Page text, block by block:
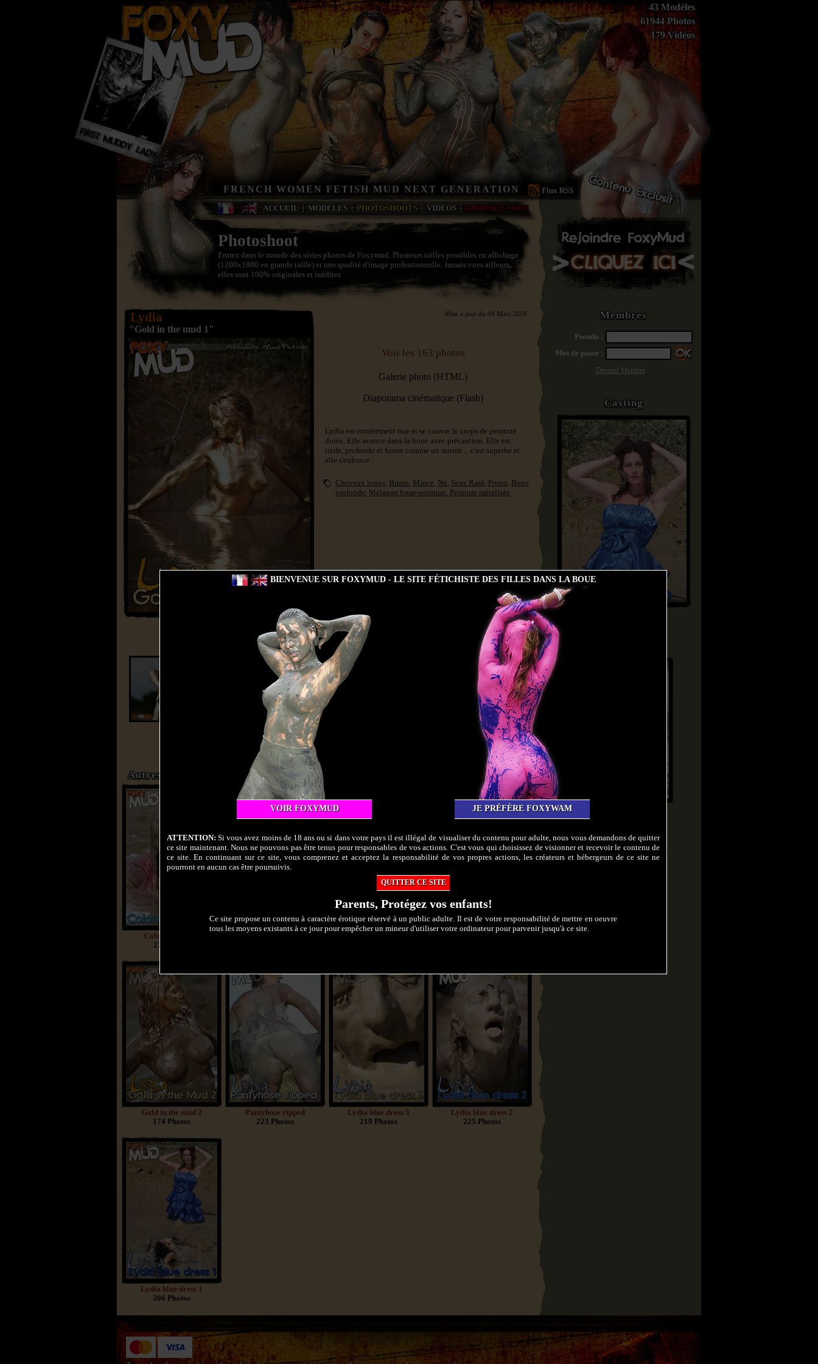
BIENVENUE SUR FOXYMUD - LE SITE FÉTICHISTE DES FILLES DANS LA BOUE
VOIR FOXYMUD JE PRÉFÈRE FOXYWAM
ATTENTION: Si vous avez moins de 18 ans ou si dans votre pays il est illégal de visualiser du contenu pour adulte, nous vous demandons de quitter
ce site maintenant. Nous ne pouvons pas être tenus pour responsables de vos actions. C'est vous qui choisissez de visionner et recevoir le contenu de
ce site. En continuant sur ce site, vous comprenez et acceptez la responsabilité de vos propres actions, les créateurs et hébergeurs de ce site ne
pourront en aucun cas être poursuivis.
QUITTER CE SITE
Parents, Protégez vos enfants!
Ce site propose un contenu à caractère érotique réservé à un public adulte. Il est de votre responsabilité de mettre en oeuvre
tous les moyens existants à ce jour pour empêcher un mineur d'utiliser votre ordinateur pour parvenir jusqu'à ce site.
FRENCH WOMEN FETISH MUD NEXT GENERATION
Flux RSS
ACCUEIL | MODÈLES | PHOTOSHOOTS | VIDÉOS | ABONNEZ-VOUS
43 Modèles
61944 Photos
179 Vidéos
Photoshoot
Entrez dans le monde des séries photos de Foxymud. Plusieurs tailles possibles en affichage
(1200x1800 en grande taille) et une qualité d'image professionnelle. Jamais vues ailleurs,
elles sont 100% originales et inédites
Lydia
"Gold in the mud 1"
Mise à jour du 04 Mars 2016
Voir les 163 photos
Galerie photo (HTML)
Diaporama cinématique (Flash)
Lydia est entièrement nue et se couvre le corps de peinture
dorée. Elle avance dans la boue avec précaution. Elle est
tiède, profonde et forme comme un miroir ... c'est superbe et
elle s'enfonce .
Cheveux longs, Brune, Mince, Nu, Sexe Rasé, Porno, Boue
profonde, Mélange boue-peinture, Peinture métalisée
Autres Photoshoots de Lydia
Colors in mud 2
211 Photos
Colors in mud 1
Gold in the mud 4
Gold in the mud 3
Gold in the mud 2
174 Photos
Pantyhose ripped
223 Photos
Lydia blue dress 3
219 Photos
Lydia blue dress 2
225 Photos
Lydia blue dress 1
206 Photos
Membres
Pseudo :
Mot de passe :
Devenir Membre
Casting
Very exciting day 2
Very Exciting Day 1
Black dress & pantyhose 4
Green and Muddy
Sexy in black 2
Muddy Down Jacket 1